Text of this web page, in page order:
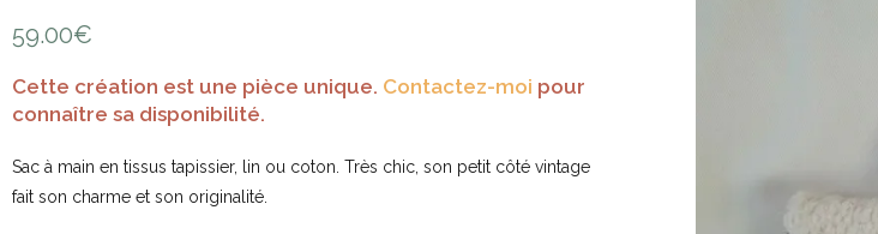
59.00€
Cette création est une pièce unique. Contactez-moi pour
connaître sa disponibilité.
Sac à main en tissus tapissier, lin ou coton. Très chic, son petit côté vintage
fait son charme et son originalité.